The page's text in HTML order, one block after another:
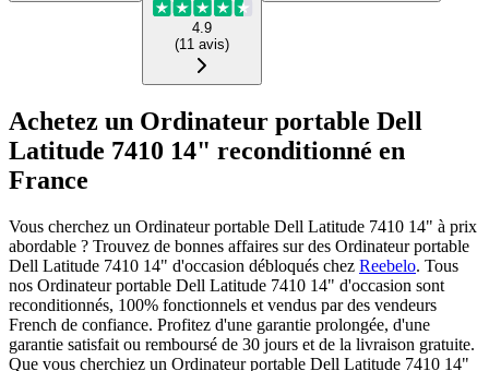
4.9
(11 avis)
Achetez un Ordinateur portable Dell
Latitude 7410 14" reconditionné en
France
Vous cherchez un Ordinateur portable Dell Latitude 7410 14" à prix
abordable ? Trouvez de bonnes affaires sur des Ordinateur portable
Dell Latitude 7410 14" d'occasion débloqués chez Reebelo. Tous
nos Ordinateur portable Dell Latitude 7410 14" d'occasion sont
reconditionnés, 100% fonctionnels et vendus par des vendeurs
French de confiance. Profitez d'une garantie prolongée, d'une
garantie satisfait ou remboursé de 30 jours et de la livraison gratuite.
Que vous cherchiez un Ordinateur portable Dell Latitude 7410 14"